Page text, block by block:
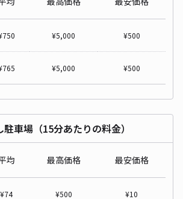
750 ¥5,000 ¥500
765 ¥5,000 ¥500
車場（15分あたりの料金）
均 最高価格 最安価格
¥74 ¥500 ¥10